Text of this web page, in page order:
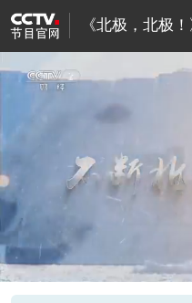
《北极，北极！